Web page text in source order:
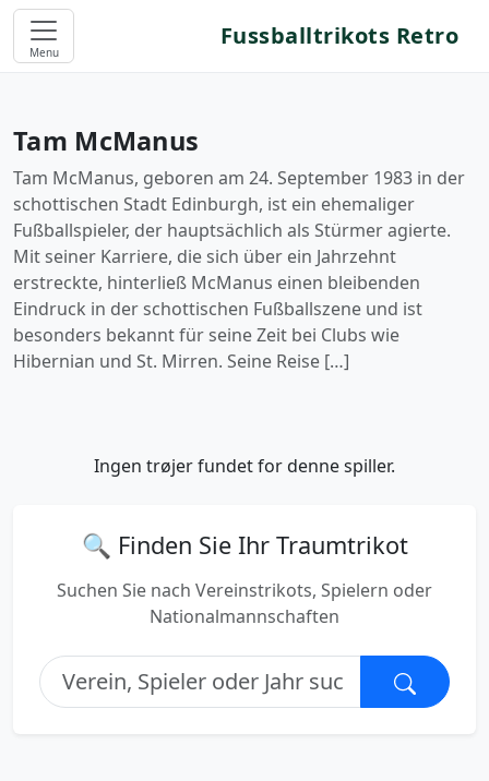
Menu
Fussballtrikots Retro
Tam McManus
Tam McManus, geboren am 24. September 1983 in der
schottischen Stadt Edinburgh, ist ein ehemaliger
Fußballspieler, der hauptsächlich als Stürmer agierte.
Mit seiner Karriere, die sich über ein Jahrzehnt
erstreckte, hinterließ McManus einen bleibenden
Eindruck in der schottischen Fußballszene und ist
besonders bekannt für seine Zeit bei Clubs wie
Hibernian und St. Mirren. Seine Reise […]
Ingen trøjer fundet for denne spiller.
🔍 Finden Sie Ihr Traumtrikot
Suchen Sie nach Vereinstrikots, Spielern oder
Nationalmannschaften